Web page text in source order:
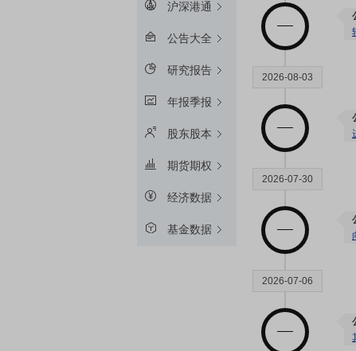
沪深港通
公告大全
研究报告
年报季报
股东股本
期货期权
经济数据
基金数据
2026-08-03
2026-07-30
2026-07-06